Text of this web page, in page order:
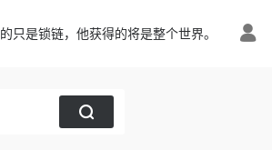
只是锁链，他获得的将是整个世界。